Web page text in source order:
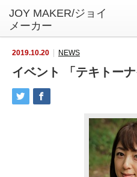
2019.10.20 NEWS
イベント 「テキトー